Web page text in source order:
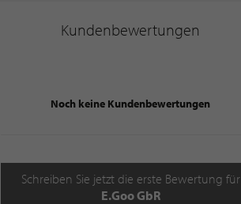
Kundenbewertungen
Noch keine Kundenbewertungen
Schreiben Sie jetzt die erste Bewertung für
E.Goo GbR